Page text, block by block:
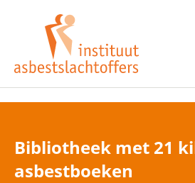
Heeft u Mesothelioom?
Heeft u Asbestose?
Bent u arts?
Asbest en Gezondheid
Bibliotheek met 21
asbestboeken